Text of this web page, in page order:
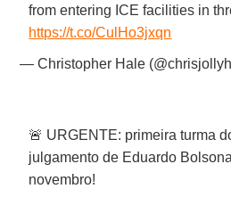
from entering ICE facilities in
https://t.co/CulHo3jxqn
— Christopher Hale
🚨 URGENTE: primeira turma
julgamento de Eduardo
novembro!